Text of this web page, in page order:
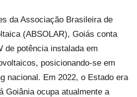
da Associação Brasileira de
(ABSOLAR), Goiás conta
de potência instalada em
posicionando-se em
nacional. Em 2022, o Estado era
Goiânia ocupa atualmente a